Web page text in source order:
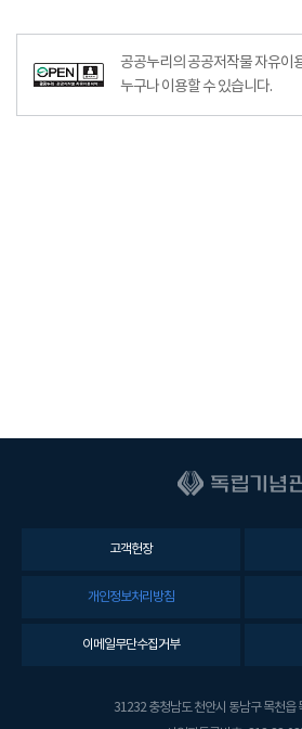
공공누리의 공공저작물 자유이
누구나 이용할 수 있습니다.
고객헌장
개인정보처리방침
이메일무단수집거부
31232 충청남도 천안시 동남구 목천읍